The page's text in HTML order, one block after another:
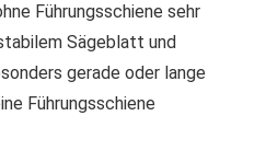
Führungsschiene sehr
Sägeblatt und
gerade oder lange
Führungsschiene